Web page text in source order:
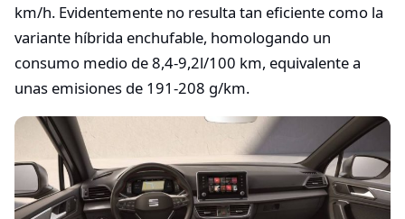
km/h. Evidentemente no resulta tan eficiente como la
variante híbrida enchufable, homologando un
consumo medio de 8,4-9,2l/100 km, equivalente a
unas emisiones de 191-208 g/km.